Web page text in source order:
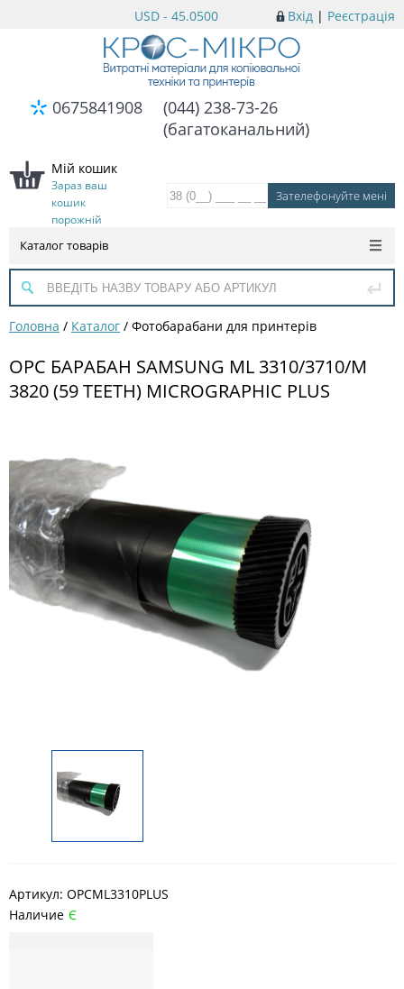
Вхід | Реєстрація
USD - 45.0500
0675841908
(044) 238-73-26
(багатоканальний)
Мій кошик
Зараз ваш
кошик
порожній
Каталог товарів
Головна / Каталог / Фотобарабани для принтерів
OPC БАРАБАН SAMSUNG ML 3310/3710/M
3820 (59 TEETH) MICROGRAPHIC PLUS
Артикул: OPCML3310PLUS
Наличие Є